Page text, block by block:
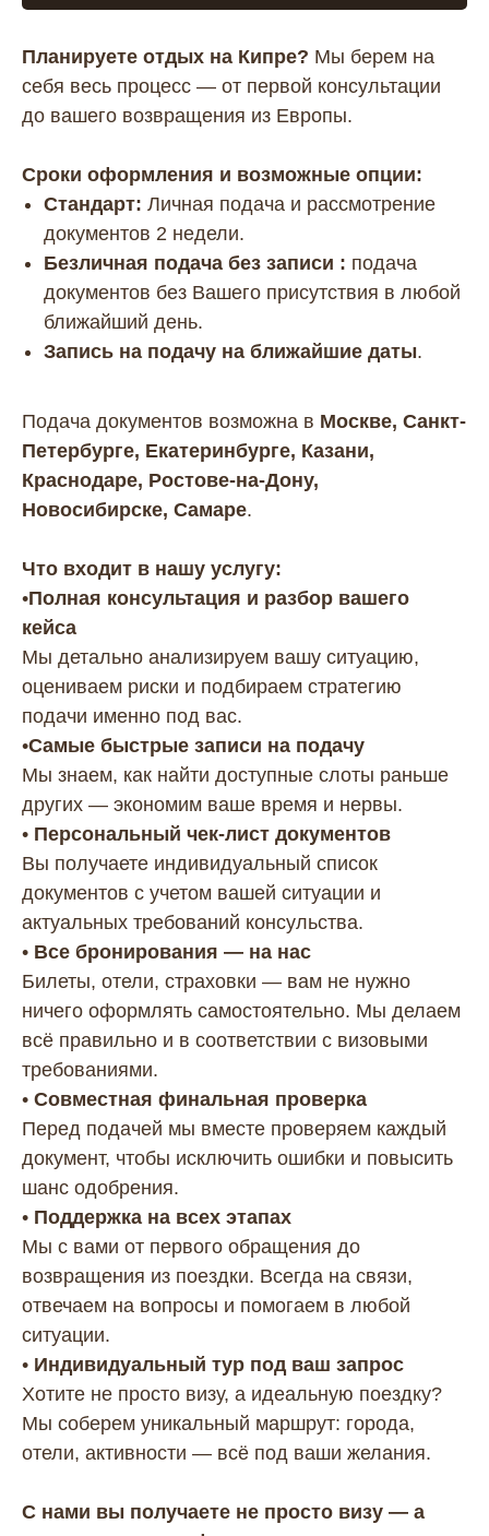
Планируете отдых на Кипре? Мы берем на
себя весь процесс — от первой консультации
до вашего возвращения из Европы.
Сроки оформления и возможные опции:
Стандарт: Личная подача и рассмотрение
документов 2 недели.
Безличная подача без записи : подача
документов без Вашего присутствия в любой
ближайший день.
Запись на подачу на ближайшие даты.
Подача документов возможна в Москве, Санкт-
Петербурге, Екатеринбурге, Казани,
Краснодаре, Ростове-на-Дону,
Новосибирске, Самаре.
Что входит в нашу услугу:
•Полная консультация и разбор вашего
кейса
Мы детально анализируем вашу ситуацию,
оцениваем риски и подбираем стратегию
подачи именно под вас.
•Самые быстрые записи на подачу
Мы знаем, как найти доступные слоты раньше
других — экономим ваше время и нервы.
• Персональный чек-лист документов
Вы получаете индивидуальный список
документов с учетом вашей ситуации и
актуальных требований консульства.
• Все бронирования — на нас
Билеты, отели, страховки — вам не нужно
ничего оформлять самостоятельно. Мы делаем
всё правильно и в соответствии с визовыми
требованиями.
• Совместная финальная проверка
Перед подачей мы вместе проверяем каждый
документ, чтобы исключить ошибки и повысить
шанс одобрения.
• Поддержка на всех этапах
Мы с вами от первого обращения до
возвращения из поездки. Всегда на связи,
отвечаем на вопросы и помогаем в любой
ситуации.
• Индивидуальный тур под ваш запрос
Хотите не просто визу, а идеальную поездку?
Мы соберем уникальный маршрут: города,
отели, активности — всё под ваши желания.
С нами вы получаете не просто визу — а